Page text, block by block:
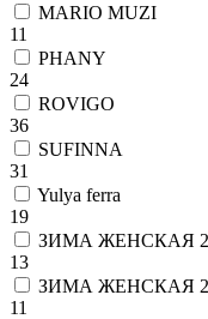
MARIO MUZI
11
PHANY
24
ROVIGO
36
SUFINNA
31
Yulya ferra
19
ЗИМА ЖЕНСКАЯ
13
ЗИМА ЖЕНСКАЯ
11